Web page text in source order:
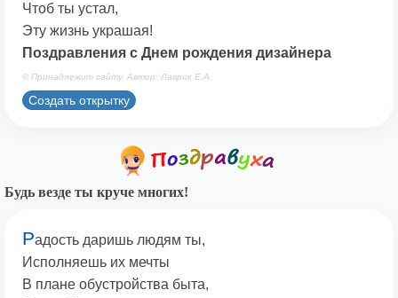
Чтоб ты устал,
Эту жизнь украшая!
Поздравления с Днем рождения дизайнера
© Принадлежит сайту. Автор: Лаврик Е.А.
Создать открытку
Будь везде ты круче многих!
Радость даришь людям ты,
Исполняешь их мечты
В плане обустройства быта,